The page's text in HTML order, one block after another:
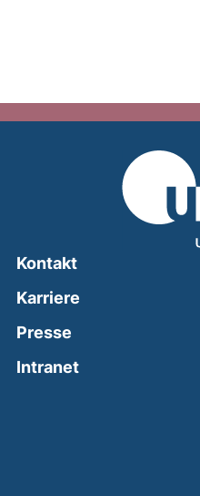
Kontakt
Karriere
Presse
Intranet(external link,